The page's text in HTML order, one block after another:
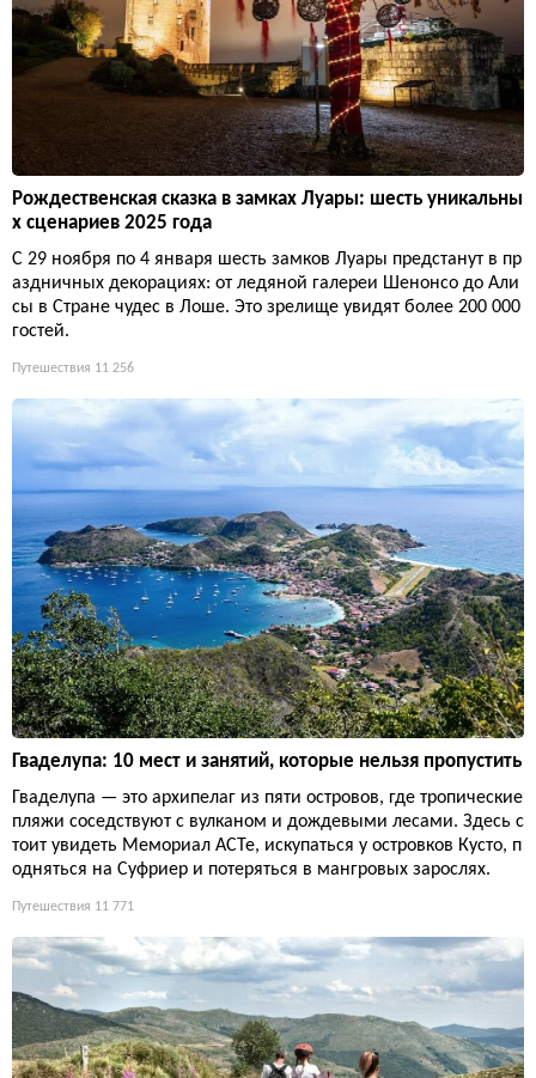
Рождественская сказка в замках Луары: шесть уникальны
х сценариев 2025 года
С 29 ноября по 4 января шесть замков Луары предстанут в пр
аздничных декорациях: от ледяной галереи Шенонсо до Али
сы в Стране чудес в Лоше. Это зрелище увидят более 200 000
гостей.
Путешествия 11 256
Гваделупа: 10 мест и занятий, которые нельзя пропустить
Гваделупа — это архипелаг из пяти островов, где тропические
пляжи соседствуют с вулканом и дождевыми лесами. Здесь с
тоит увидеть Мемориал ACTe, искупаться у островков Кусто, п
одняться на Суфриер и потеряться в мангровых зарослях.
Путешествия 11 771